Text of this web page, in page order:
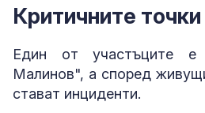
Критичните
Един от участъците е
Малинов", а според
стават инциденти.